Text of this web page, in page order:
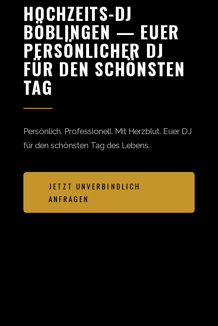
HOCHZEITS-DJ
BÖBLINGEN — EUER
PERSÖNLICHER DJ
FÜR DEN SCHÖNSTEN
TAG
Persönlich. Professionell. Mit Herzblut. Euer DJ
für den schönsten Tag des Lebens.
JETZT UNVERBINDLICH
ANFRAGEN